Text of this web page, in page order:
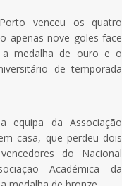
venceu os quatro
apenas nove goles face
a medalha de ouro e o
de temporada
da Associação
casa, que perdeu dois
do Nacional
Académica da